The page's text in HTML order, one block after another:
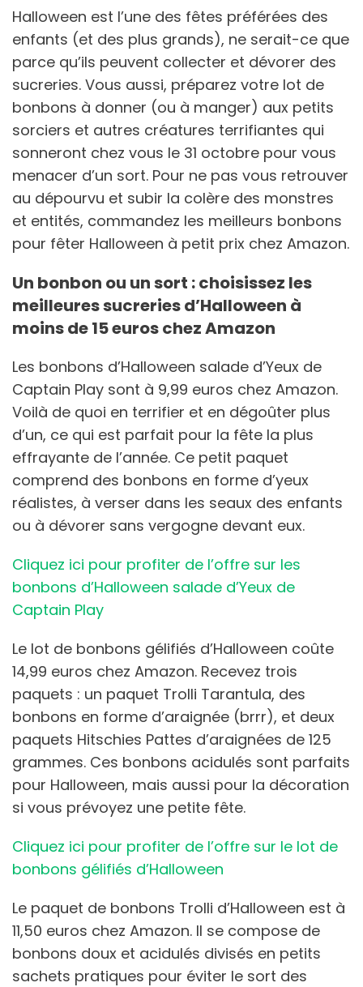
Halloween est l’une des fêtes préférées des
enfants (et des plus grands), ne serait-ce que
parce qu’ils peuvent collecter et dévorer des
sucreries. Vous aussi, préparez votre lot de
bonbons à donner (ou à manger) aux petits
sorciers et autres créatures terrifiantes qui
sonneront chez vous le 31 octobre pour vous
menacer d’un sort. Pour ne pas vous retrouver
au dépourvu et subir la colère des monstres
et entités, commandez les meilleurs bonbons
pour fêter Halloween à petit prix chez Amazon.
Un bonbon ou un sort : choisissez les
meilleures sucreries d’Halloween à
moins de 15 euros chez Amazon
Les bonbons d’Halloween salade d’Yeux de
Captain Play sont à 9,99 euros chez Amazon.
Voilà de quoi en terrifier et en dégoûter plus
d’un, ce qui est parfait pour la fête la plus
effrayante de l’année. Ce petit paquet
comprend des bonbons en forme d’yeux
réalistes, à verser dans les seaux des enfants
ou à dévorer sans vergogne devant eux.
Cliquez ici pour profiter de l’offre sur les
bonbons d’Halloween salade d’Yeux de
Captain Play
Le lot de bonbons gélifiés d’Halloween coûte
14,99 euros chez Amazon. Recevez trois
paquets : un paquet Trolli Tarantula, des
bonbons en forme d’araignée (brrr), et deux
paquets Hitschies Pattes d’araignées de 125
grammes. Ces bonbons acidulés sont parfaits
pour Halloween, mais aussi pour la décoration
si vous prévoyez une petite fête.
Cliquez ici pour profiter de l’offre sur le lot de
bonbons gélifiés d’Halloween
Le paquet de bonbons Trolli d’Halloween est à
11,50 euros chez Amazon. Il se compose de
bonbons doux et acidulés divisés en petits
sachets pratiques pour éviter le sort des